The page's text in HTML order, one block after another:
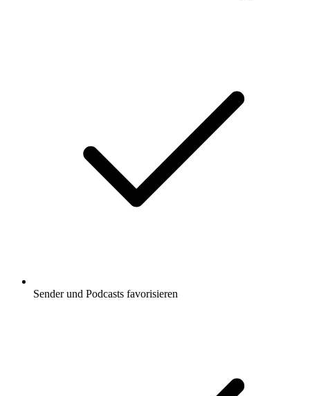
Sender und Podcasts favorisieren